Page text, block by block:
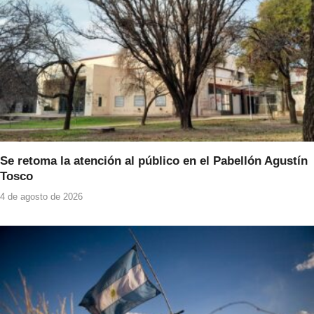
Se retoma la atención al público en el Pabellón Agustín
Tosco
4 de agosto de 2026